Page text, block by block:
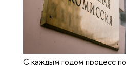
С каждым годом процесс